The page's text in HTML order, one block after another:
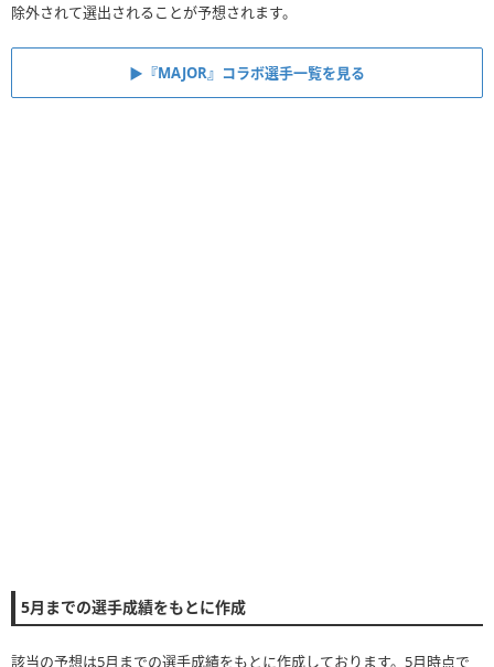
除外されて選出されることが予想されます。
▶︎『MAJOR』コラボ選手一覧を見る
5月までの選手成績をもとに作成
該当の予想は5月までの選手成績をもとに作成しております。5月時点で